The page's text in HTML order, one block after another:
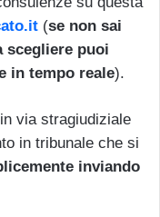
(se non sai
scegliere puoi
in tempo reale).
via stragiudiziale
in tribunale che si
inviando